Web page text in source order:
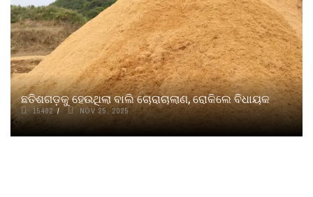
ଛତିଶଗଡ଼କୁ ହେଉଥିଲା ବାଲି ଚୋରାଚାଲାଣ, ରୋକିଲେ ବିଧାୟକ
15482 NOV 25, 2025